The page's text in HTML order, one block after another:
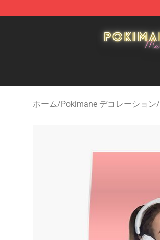
ホーム/Pokimane デコレーション/